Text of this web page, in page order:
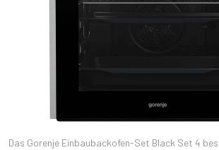
Das Gorenje Einbaubackofen-Set Black Set 4